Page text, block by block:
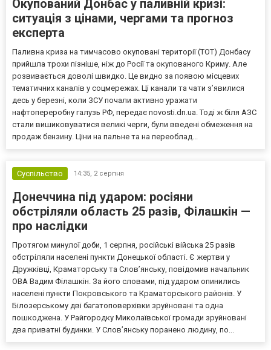
Окупований Донбас у паливній кризі:
ситуація з цінами, чергами та прогноз
експерта
Паливна криза на тимчасово окуповані території (ТОТ) Донбасу
прийшла трохи пізніше, ніж до Росії та окупованого Криму. Але
розвивається доволі швидко. Це видно за появою місцевих
тематичних каналів у соцмережах. Ці канали та чати з’явилися
десь у березні, коли ЗСУ почали активно уражати
нафтопереробну галузь РФ, передає novosti.dn.ua. Тоді ж біля АЗС
стали вишиковуватися великі черги, були введені обмеження на
продаж бензину. Ціни на пальне та на переоблад...
Суспільство 14:35, 2 серпня
Донеччина під ударом: росіяни
обстріляли область 25 разів, Філашкін —
про наслідки
Протягом минулої доби, 1 серпня, російські війська 25 разів
обстріляли населені пункти Донецької області. Є жертви у
Дружківці, Краматорську та Слов’янську, повідомив начальник
ОВА Вадим Філашкін. За його словами, під ударом опинились
населені пункти Покровського та Краматорського районів. У
Білозерському дві багатоповерхівки зруйновані та одна
пошкоджена. У Райгородку Миколаївської громади зруйновані
два приватні будинки. У Слов’янську поранено людину, по...